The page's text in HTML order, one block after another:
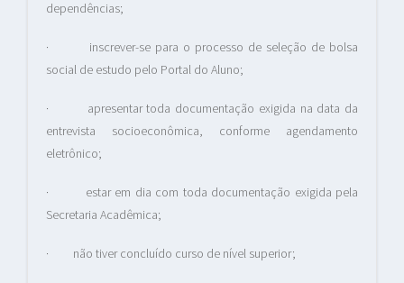
dependências;
· inscrever-se para o processo de seleção de bolsa
social de estudo pelo Portal do Aluno;
· apresentar toda documentação exigida na data da
entrevista socioeconômica, conforme agendamento
eletrônico;
· estar em dia com toda documentação exigida pela
Secretaria Acadêmica;
· não tiver concluído curso de nível superior;